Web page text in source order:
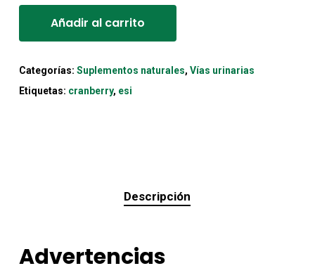
Añadir al carrito
Categorías: Suplementos naturales, Vías urinarias
Etiquetas: cranberry, esi
Descripción
Advertencias